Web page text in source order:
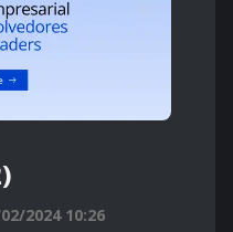
2024 10:26